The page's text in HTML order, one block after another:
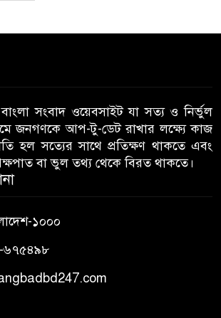
বিএনপি নেতা
জন্মনিবন্ধন সংশোধনের নামে অর্থ
নেয়ায় কৃষকদল নেতাকে অব্যাহতি
গেছে চোয়াল, কথা বলতে না পেরে
ঢাকা আলিয়া মাদ্রাসায় শিবিরের
সংবাদ ওয়েবসাইট যা সত্য ও নির্ভুল
জনগণকে আপ-টু-ডেট রাখার লক্ষ্যে কাজ
হল সত্যের সাথে প্রতিক্ষণ থাকতে এবং
বা ভুল তথ্য থেকে বিরত থাকতে।
১০০০
৬৭৫৪৯৮